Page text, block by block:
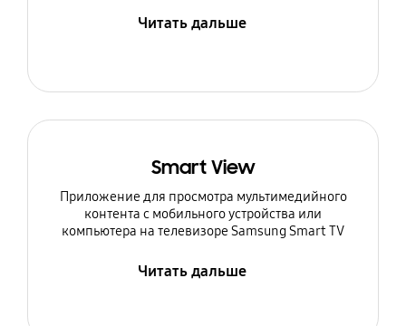
Читать дальше
Smart View
Приложение для просмотра мультимедийного
контента с мобильного устройства или
компьютера на телевизоре Samsung Smart TV
Читать дальше